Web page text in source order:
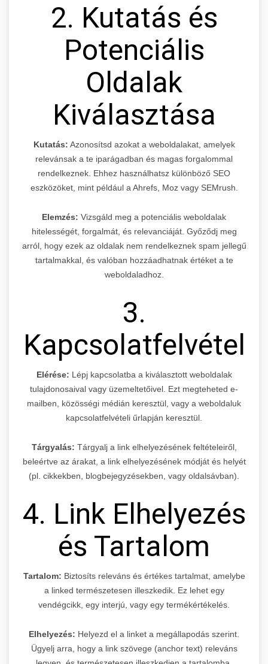
2. Kutatás és
Potenciális
Oldalak
Kiválasztása
Kutatás: Azonosítsd azokat a weboldalakat, amelyek
relevánsak a te iparágadban és magas forgalommal
rendelkeznek. Ehhez használhatsz különböző SEO
eszközöket, mint például a Ahrefs, Moz vagy SEMrush.
Elemzés: Vizsgáld meg a potenciális weboldalak
hitelességét, forgalmát, és relevanciáját. Győződj meg
arról, hogy ezek az oldalak nem rendelkeznek spam jellegű
tartalmakkal, és valóban hozzáadhatnak értéket a te
weboldaladhoz.
3.
Kapcsolatfelvétel
Elérése: Lépj kapcsolatba a kiválasztott weboldalak
tulajdonosaival vagy üzemeltetőivel. Ezt megteheted e-
mailben, közösségi médián keresztül, vagy a weboldaluk
kapcsolatfelvételi űrlapján keresztül.
Tárgyalás: Tárgyalj a link elhelyezésének feltételeiről,
beleértve az árakat, a link elhelyezésének módját és helyét
(pl. cikkekben, blogbejegyzésekben, vagy oldalsávban).
4. Link Elhelyezés
és Tartalom
Tartalom: Biztosíts releváns és értékes tartalmat, amelybe
a linked természetesen illeszkedik. Ez lehet egy
vendégcikk, egy interjú, vagy egy termékértékelés.
Elhelyezés: Helyezd el a linket a megállapodás szerint.
Ügyelj arra, hogy a link szövege (anchor text) releváns